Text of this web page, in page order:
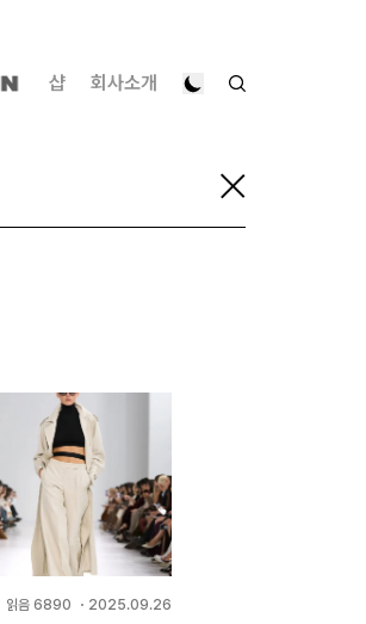
샵 회사소개
읽음 6890 ・ 2025.09.26